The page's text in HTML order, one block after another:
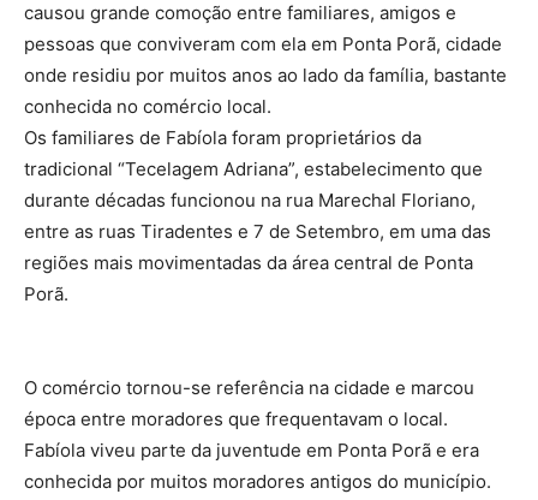
causou grande comoção entre familiares, amigos e
pessoas que conviveram com ela em Ponta Porã, cidade
onde residiu por muitos anos ao lado da família, bastante
conhecida no comércio local.
Os familiares de Fabíola foram proprietários da
tradicional “Tecelagem Adriana”, estabelecimento que
durante décadas funcionou na rua Marechal Floriano,
entre as ruas Tiradentes e 7 de Setembro, em uma das
regiões mais movimentadas da área central de Ponta
Porã.
O comércio tornou-se referência na cidade e marcou
época entre moradores que frequentavam o local.
Fabíola viveu parte da juventude em Ponta Porã e era
conhecida por muitos moradores antigos do município.